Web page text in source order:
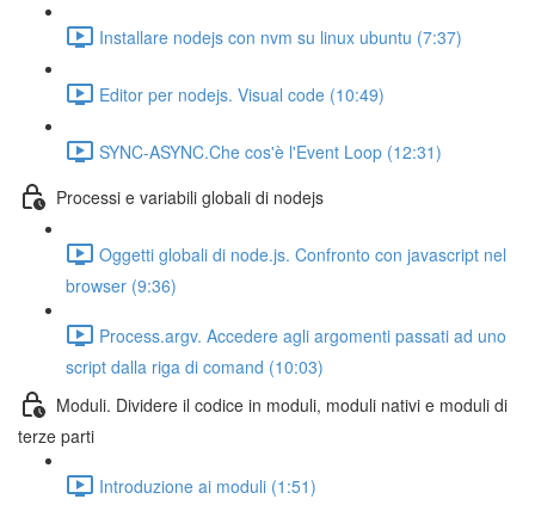
Installare nodejs con nvm su linux ubuntu (7:37)
Editor per nodejs. Visual code (10:49)
SYNC-ASYNC.Che cos'è l'Event Loop (12:31)
Processi e variabili globali di nodejs
Oggetti globali di node.js. Confronto con javascript nel
browser (9:36)
Process.argv. Accedere agli argomenti passati ad uno
script dalla riga di comand (10:03)
Moduli. Dividere il codice in moduli, moduli nativi e moduli di
terze parti
Introduzione ai moduli (1:51)